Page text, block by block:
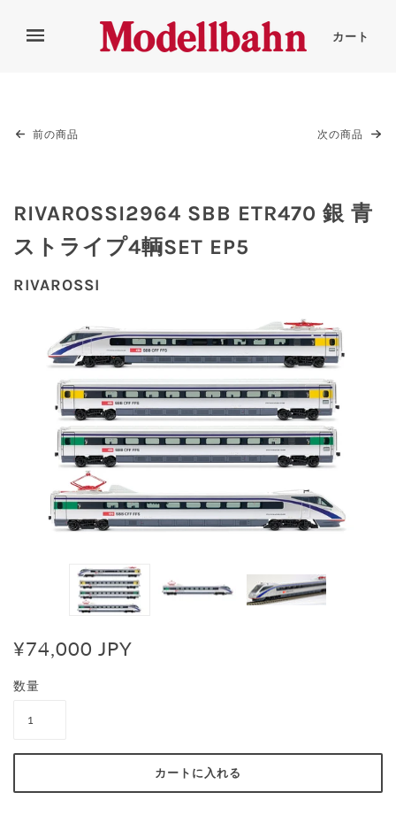
カート
前の商品 次の商品
RIVAROSSI2964 SBB ETR470 銀 青
ストライプ4輌SET EP5
RIVAROSSI
¥74,000 JPY
数量